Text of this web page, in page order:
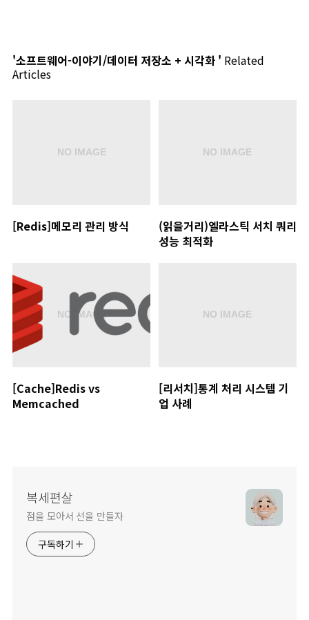
'소프트웨어-이야기/데이터 저장소 + 시각화 ' Related
Articles
[Redis]메모리 관리 방식
(읽을거리)엘라스틱 서치 쿼리
성능 최적화
[Cache]Redis vs
Memcached
[리서치]통계 처리 시스템 기
업 사례
복세편살
점을 모아서 선을 만들자
구독하기